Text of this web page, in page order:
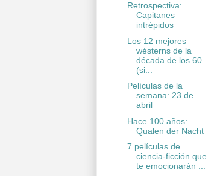
Retrospectiva:
Capitanes
intrépidos
Los 12 mejores
wésterns de la
década de los 60
(si...
Películas de la
semana: 23 de
abril
Hace 100 años:
Qualen der Nacht
7 películas de
ciencia-ficción que
te emocionarán ...